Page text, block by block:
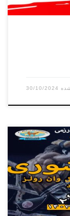
30/10/2024
مسابقات
جهت مسابقات
در دو بخش
بانوان و آقایان از ۲۷ شهریور تا ۳۰ شهریور ۱۴۰۳ در استان البرز
[…]